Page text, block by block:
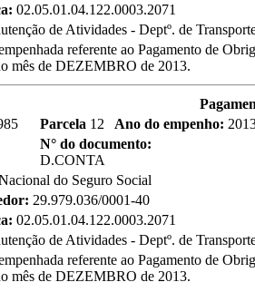
02.05.01.04.122.0003.2071
de Atividades - Deptº. de
referente ao Pagamento de
mês de DEZEMBRO de 2013.
Parcela 12 Ano do empenho:
N° do documento:
D.CONTA
do Seguro Social
29.979.036/0001-40
02.05.01.04.122.0003.2071
de Atividades - Deptº. de
referente ao Pagamento de
mês de DEZEMBRO de 2013.